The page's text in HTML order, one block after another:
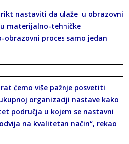
nastaviti da ulaže u obrazovni
materijalno-tehničke
proces samo jedan
ćemo više pažnje posvetiti
organizaciji nastave kako
područja u kojem se nastavni
na kvalitetan način“, rekao